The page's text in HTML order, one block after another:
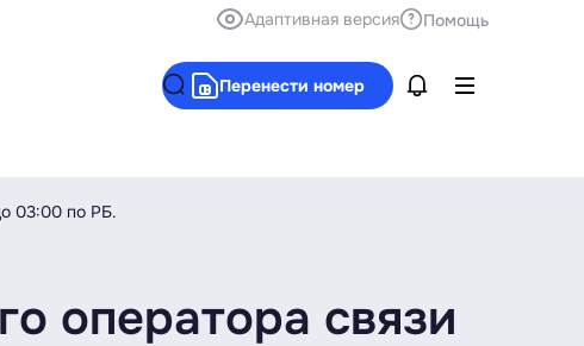
Адаптивная версия Помощь
Перенести номер
03:00 по РБ.
оператора связи